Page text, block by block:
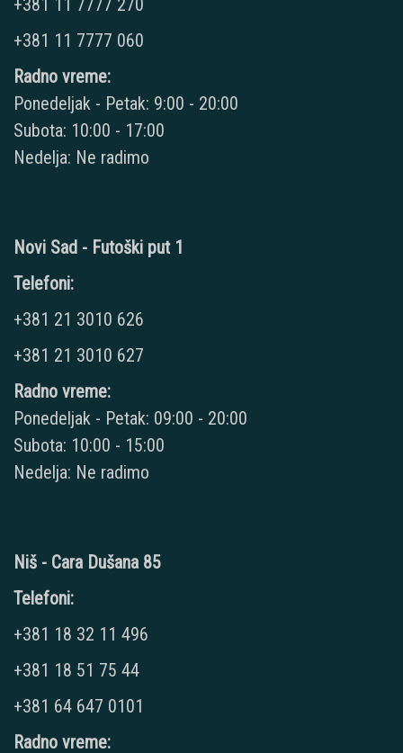
+381 11 7777 270
+381 11 7777 060
Radno vreme:
Ponedeljak - Petak: 9:00 - 20:00
Subota: 10:00 - 17:00
Nedelja: Ne radimo
Novi Sad - Futoški put 1
Telefoni:
+381 21 3010 626
+381 21 3010 627
Radno vreme:
Ponedeljak - Petak: 09:00 - 20:00
Subota: 10:00 - 15:00
Nedelja: Ne radimo
Niš - Cara Dušana 85
Telefoni:
+381 18 32 11 496
+381 18 51 75 44
+381 64 647 0101
Radno vreme: